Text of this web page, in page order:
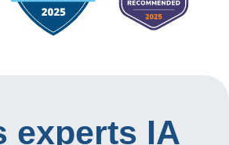
experts IA